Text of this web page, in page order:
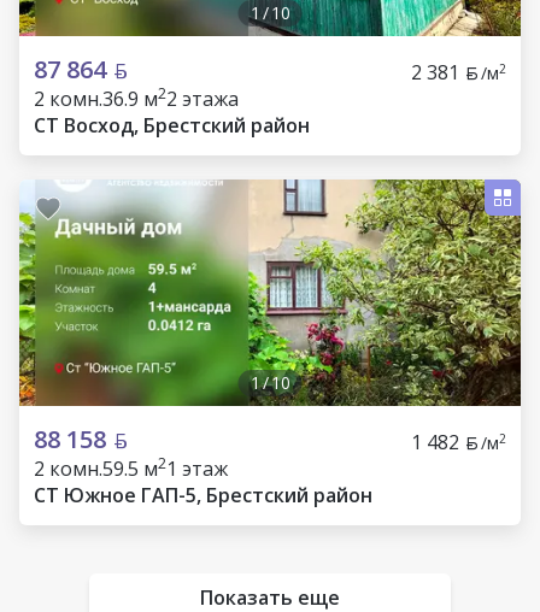
1 /10
87 864 2 381 /м2
2 комн.36.9 м22 этажа
СТ Восход, Брестский район
1/10
88 158 1 482 /м2
2 комн.59.5 м21 этаж
СТ Южное ГАП-5, Брестский район
Показать еще